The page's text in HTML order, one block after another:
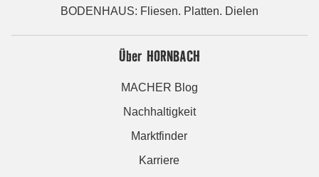
BODENHAUS: Fliesen. Platten. Dielen
Über HORNBACH
MACHER Blog
Nachhaltigkeit
Marktfinder
Karriere